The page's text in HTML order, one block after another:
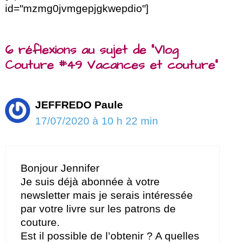
id="mzmg0jvmgepjgkwepdio"]
6 réflexions au sujet de “Vlog
Couture #49 Vacances et couture”
JEFFREDO Paule
17/07/2020 à 10 h 22 min
Bonjour Jennifer
Je suis déjà abonnée à votre
newsletter mais je serais intéressée
par votre livre sur les patrons de
couture.
Est il possible de l’obtenir ? A quelles